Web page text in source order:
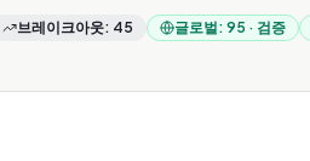
브레이크아웃: 45 글로벌: 95 · 검증